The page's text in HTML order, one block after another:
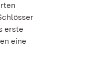
erste
eine